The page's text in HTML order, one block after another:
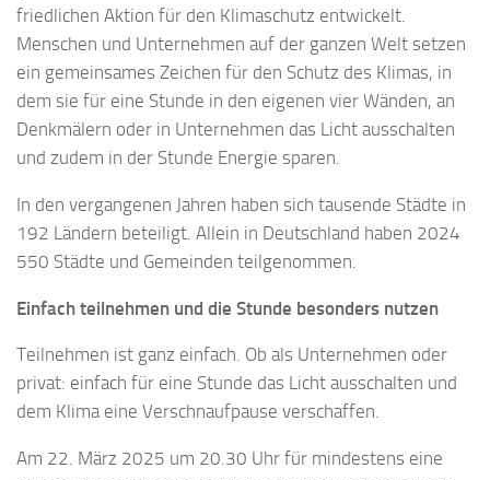
friedlichen Aktion für den Klimaschutz entwickelt.
Menschen und Unternehmen auf der ganzen Welt setzen
ein gemeinsames Zeichen für den Schutz des Klimas, in
dem sie für eine Stunde in den eigenen vier Wänden, an
Denkmälern oder in Unternehmen das Licht ausschalten
und zudem in der Stunde Energie sparen.
In den vergangenen Jahren haben sich tausende Städte in
192 Ländern beteiligt. Allein in Deutschland haben 2024
550 Städte und Gemeinden teilgenommen.
Einfach teilnehmen und die Stunde besonders nutzen
Teilnehmen ist ganz einfach. Ob als Unternehmen oder
privat: einfach für eine Stunde das Licht ausschalten und
dem Klima eine Verschnaufpause verschaffen.
Am 22. März 2025 um 20.30 Uhr für mindestens eine